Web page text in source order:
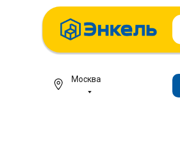
Москва